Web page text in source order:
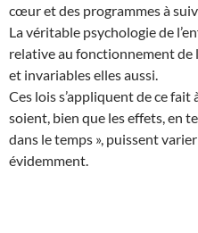
cœur et des programmes à
La véritable psychologie de
relative au fonctionnement
et invariables elles aussi.
Ces lois s’appliquent de ce fait
soient, bien que les effets, en
dans le temps », puissent
évidemment.